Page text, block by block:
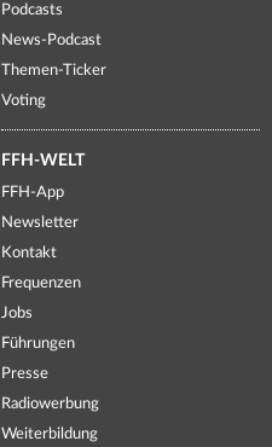
Podcasts
News-Podcast
Themen-Ticker
Voting
FFH-WELT
FFH-App
Newsletter
Kontakt
Frequenzen
Jobs
Führungen
Presse
Radiowerbung
Weiterbildung